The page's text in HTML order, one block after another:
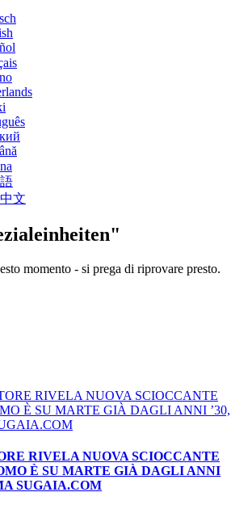
文
momento - si prega di riprovare presto.
RIVELA NUOVA SCIOCCANTE
È SU MARTE GIÀ DAGLI ANNI
SUGAIA.COM